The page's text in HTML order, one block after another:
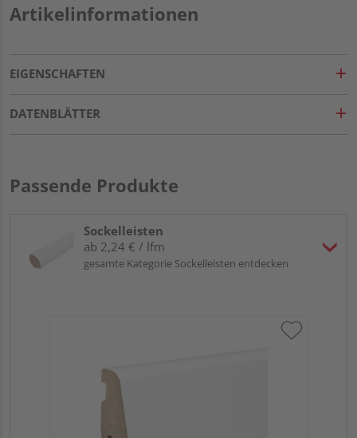
Artikelinformationen
EIGENSCHAFTEN
DATENBLÄTTER
Passende Produkte
Sockelleisten
ab 2,24 € / lfm
gesamte Kategorie Sockelleisten entdecken